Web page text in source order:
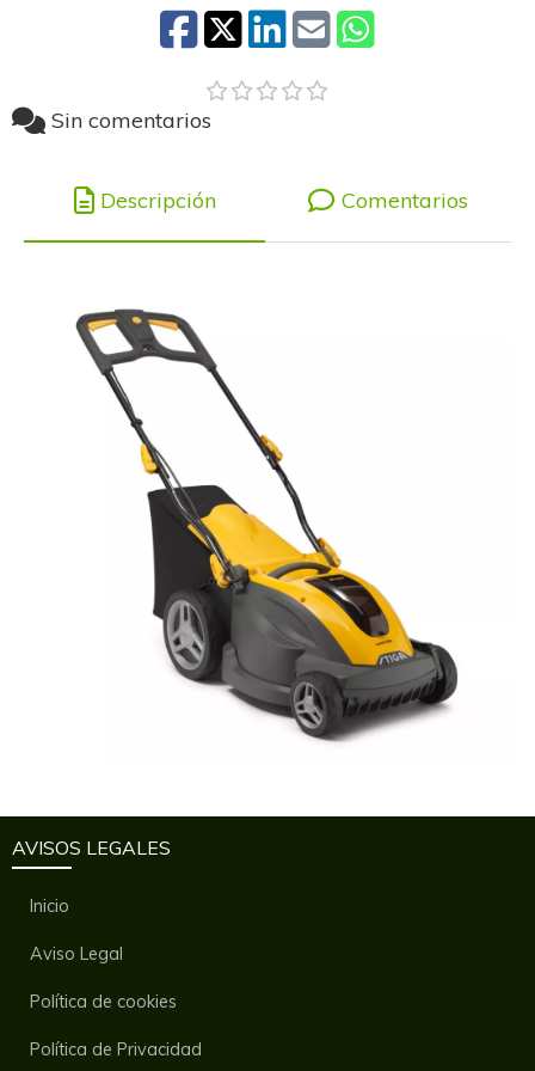
Sin comentarios
Descripción Comentarios
AVISOS LEGALES
Inicio
Aviso Legal
Política de cookies
Política de Privacidad